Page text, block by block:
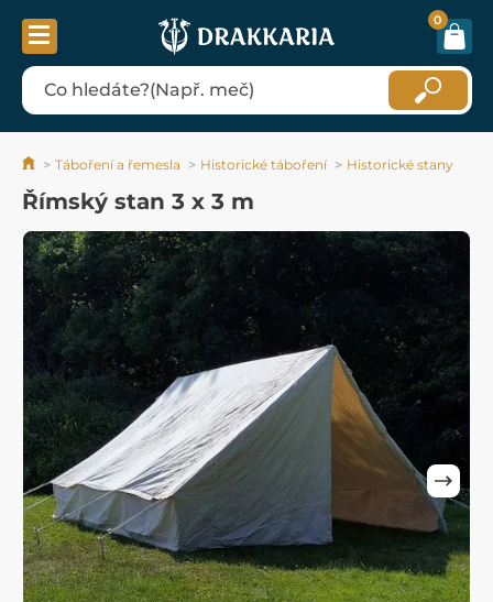
0
Táboření a řemesla Historické táboření Historické stany
Římský stan 3 x 3 m